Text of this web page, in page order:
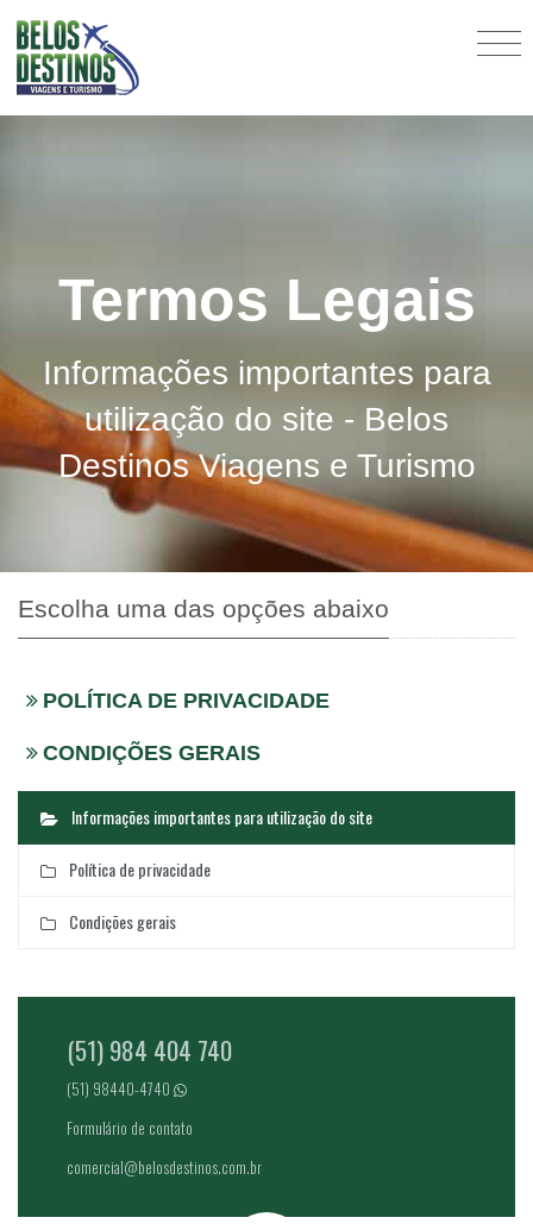
Termos Legais
Informações importantes para
utilização do site - Belos
Destinos Viagens e Turismo
Escolha uma das opções abaixo
POLÍTICA DE PRIVACIDADE
CONDIÇÕES GERAIS
Informações importantes para utilização do site
Política de privacidade
Condições gerais
(51) 984 404 740
(51) 98440-4740
Formulário de contato
comercial@belosdestinos.com.br